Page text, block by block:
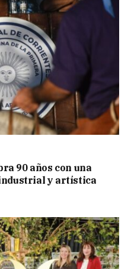
90 años con una
y artística